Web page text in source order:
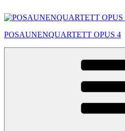
Inhalt
POSAUNENQUARTETT OPUS 4